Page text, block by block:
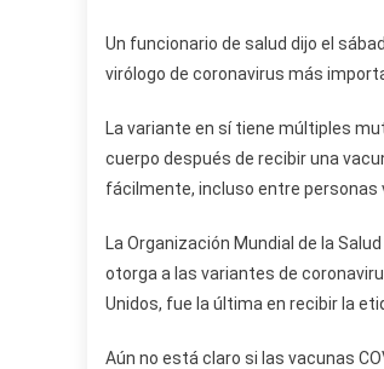
Un funcionario de salud dijo el
virólogo de coronavirus más
La variante en sí tiene múltiples
cuerpo después de recibir una
fácilmente, incluso entre personas
La Organización Mundial de la
otorga a las variantes de
Unidos, fue la última en recibir la
Aún no está claro si las vacunas